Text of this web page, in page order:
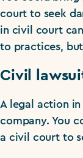
court to seek
in civil court
to practices,
Civil
A legal action
company. You
a civil court to